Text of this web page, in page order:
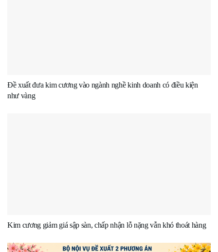
Đề xuất đưa kim cương vào ngành nghề kinh doanh có điều kiện
như vàng
Kim cương giảm giá sập sàn, chấp nhận lỗ nặng vẫn khó thoát hàng